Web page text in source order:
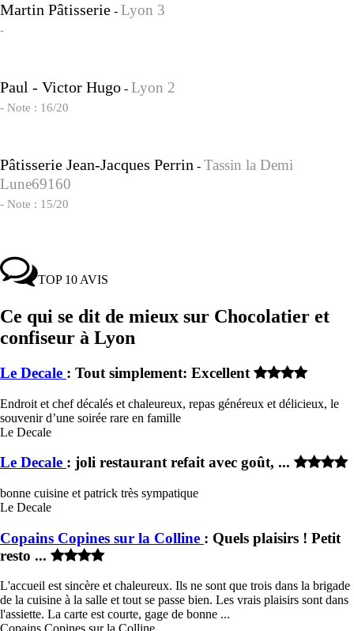
Martin Pâtisserie - Lyon 3
-
Paul - Victor Hugo - Lyon 2
- Note : 16/20
Pâtisserie Jean-Jacques Perrin - Tassin la Demi
Lune69160
- Note : 15/20
TOP 10 AVIS
Ce qui se dit de mieux sur Chocolatier et
confiseur à Lyon
Le Decale : Tout simplement: Excellent
Endroit et chef décalés et chaleureux, repas généreux et délicieux, le
souvenir d’une soirée rare en famille
Le Decale
Le Decale : joli restaurant refait avec goût, ...
bonne cuisine et patrick très sympatique
Le Decale
Copains Copines sur la Colline : Quels plaisirs ! Petit
resto ...
L'accueil est sincère et chaleureux. Ils ne sont que trois dans la brigade
de la cuisine à la salle et tout se passe bien. Les vrais plaisirs sont dans
l'assiette. La carte est courte, gage de bonne ...